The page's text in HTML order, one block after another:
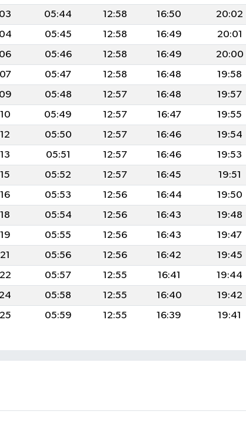
05:44 12:58 16:50 20:02
05:45 12:58 16:49 20:01
05:46 12:58 16:49 20:00
05:47 12:58 16:48 19:58
05:48 12:57 16:48 19:57
05:49 12:57 16:47 19:55
05:50 12:57 16:46 19:54
05:51 12:57 16:46 19:53
05:52 12:57 16:45 19:51
05:53 12:56 16:44 19:50
05:54 12:56 16:43 19:48
05:55 12:56 16:43 19:47
05:56 12:56 16:42 19:45
05:57 12:55 16:41 19:44
05:58 12:55 16:40 19:42
05:59 12:55 16:39 19:41